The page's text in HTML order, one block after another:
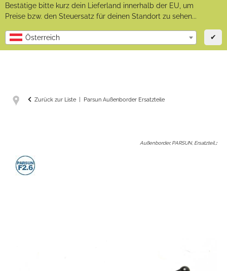
Bestätige bitte kurz dein Lieferland innerhalb der EU, um
Preise bzw. den Steuersatz für deinen Standort zu sehen...
Österreich ✔
Zurück zur Liste Parsun Außenborder Ersatzteile
Außenborder, PARSUN, Ersatzteil, :